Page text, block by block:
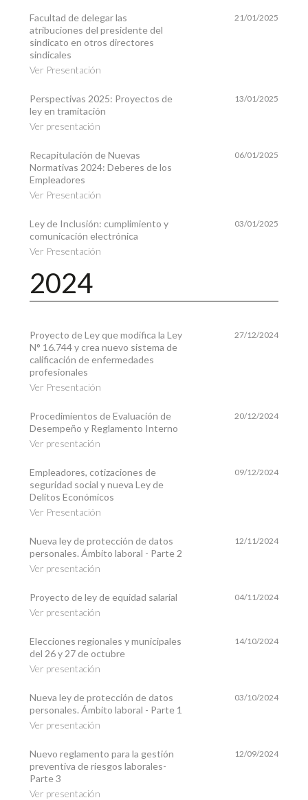
Facultad de delegar las
atribuciones del presidente del
sindicato en otros directores
sindicales
Ver Presentación
21/01/2025
Perspectivas 2025: Proyectos de
ley en tramitación
Ver presentación
13/01/2025
Recapitulación de Nuevas
Normativas 2024: Deberes de los
Empleadores
Ver Presentación
06/01/2025
Ley de Inclusión: cumplimiento y
comunicación electrónica
Ver Presentación
03/01/2025
2024
Proyecto de Ley que modifica la Ley
N° 16.744 y crea nuevo sistema de
calificación de enfermedades
profesionales
Ver Presentación
27/12/2024
Procedimientos de Evaluación de
Desempeño y Reglamento Interno
Ver presentación
20/12/2024
Empleadores, cotizaciones de
seguridad social y nueva Ley de
Delitos Económicos
Ver Presentación
09/12/2024
Nueva ley de protección de datos
personales. Ámbito laboral - Parte 2
Ver presentación
12/11/2024
Proyecto de ley de equidad salarial
Ver presentación
04/11/2024
Elecciones regionales y municipales
del 26 y 27 de octubre
Ver presentación
14/10/2024
Nueva ley de protección de datos
personales. Ámbito laboral - Parte 1
Ver presentación
03/10/2024
Nuevo reglamento para la gestión
preventiva de riesgos laborales-
Parte 3
Ver presentación
12/09/2024